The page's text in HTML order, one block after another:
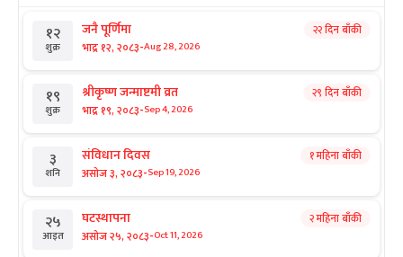
१२
शुक्र
जनै पूर्णिमा
भाद्र १२, २०८३-Aug 28, 2026
२२ दिन बाँकी
१९
शुक्र
श्रीकृष्ण जन्माष्टमी व्रत
भाद्र १९, २०८३-Sep 4, 2026
२९ दिन बाँकी
३
शनि
संविधान दिवस
असोज ३, २०८३-Sep 19, 2026
१ महिना बाँकी
२५
आइत
घटस्थापना
असोज २५, २०८३-Oct 11, 2026
२ महिना बाँकी